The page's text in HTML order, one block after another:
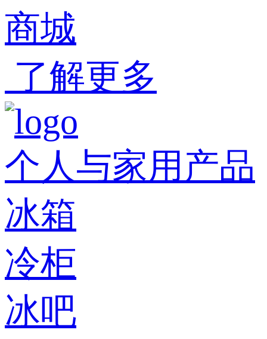
商城
了解更多
个人与家用产品
冰箱
冷柜
冰吧